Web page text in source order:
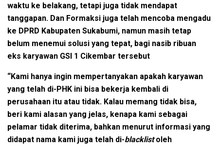
waktu ke belakang, tetapi juga tidak mendapat
tanggapan. Dan Formaksi juga telah mencoba mengadu
ke DPRD Kabupaten Sukabumi, namun masih tetap
belum menemui solusi yang tepat, bagi nasib ribuan
eks karyawan GSI 1 Cikembar tersebut
“Kami hanya ingin mempertanyakan apakah karyawan
yang telah di-PHK ini bisa bekerja kembali di
perusahaan itu atau tidak. Kalau memang tidak bisa,
beri kami alasan yang jelas, kenapa kami sebagai
pelamar tidak diterima, bahkan menurut informasi yang
didapat nama kami juga telah di-blacklistoleh